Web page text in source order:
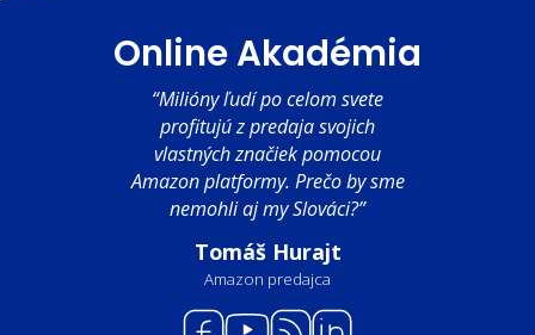
Online Akadémia
“Milióny ľudí po celom svete
profitujú z predaja svojich
vlastných značiek pomocou
Amazon platformy. Prečo by sme
nemohli aj my Slováci?”
Tomáš Hurajt
Amazon predajca